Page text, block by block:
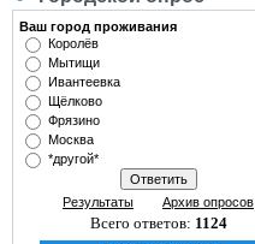
Ваш город проживания
Королёв
Мытищи
Ивантеевка
Щёлково
Фрязино
Москва
*другой*
Результаты Архив опросов
Всего ответов: 1124